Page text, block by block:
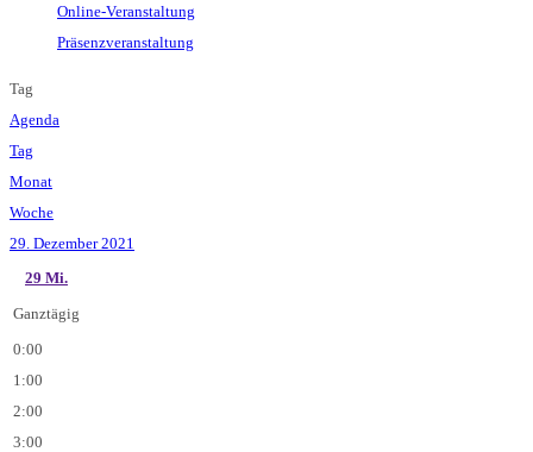
Online-Veranstaltung
Präsenzveranstaltung
Tag
Agenda
Tag
Monat
Woche
29. Dezember 2021
29 Mi.
Ganztägig
0:00
1:00
2:00
3:00